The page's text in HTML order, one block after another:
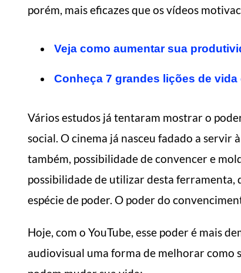
porém, mais eficazes que os vídeos
Veja como aumentar sua
Conheça 7 grandes lições de
Vários estudos já tentaram mostrar o
social. O cinema já nasceu fadado a servir
também, possibilidade de convencer e
possibilidade de utilizar desta
espécie de poder. O poder do
Hoje, com o YouTube, esse poder é mais
audiovisual uma forma de melhorar como